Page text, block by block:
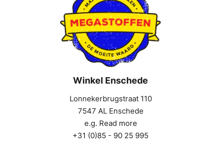
Winkel Enschede
Lonnekerbrugstraat 110
7547 AL Enschede
e.g. Read more
+31 (0)85 - 90 25 995